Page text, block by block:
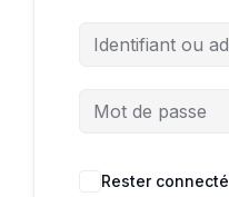
Rester connecté